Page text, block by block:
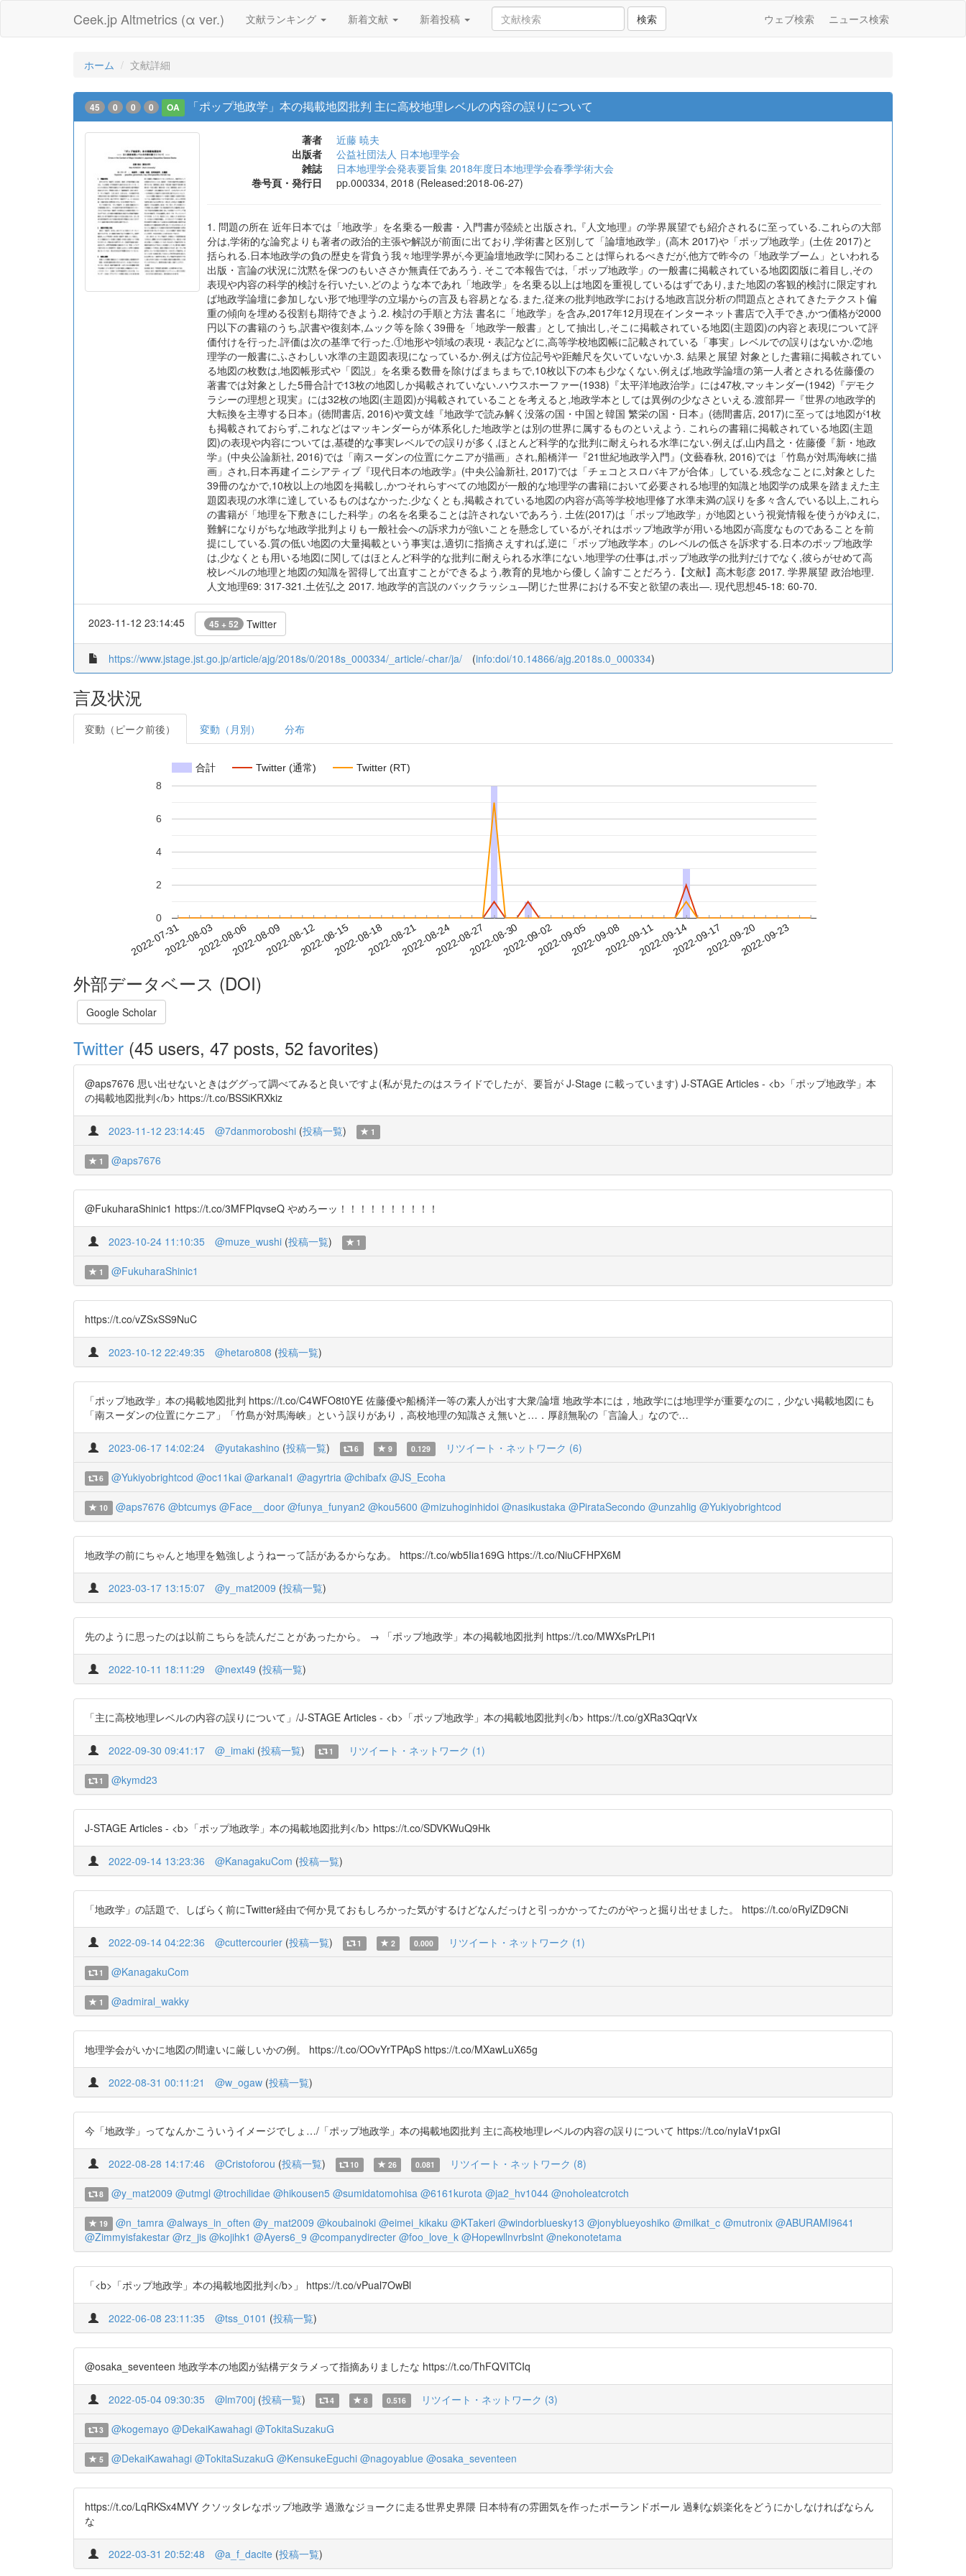
Ceek.jp Altmetrics (α ver.) 文献ランキング 新着文献 新着投稿 検索 ウェブ検索 ニュース検索
ホーム 文献詳細
45 0 0 0 OA 「ポップ地政学」本の掲載地図批判 主に高校地理レベルの内容の誤りについて
著者
近藤 暁夫
出版者
公益社団法人 日本地理学会
雑誌
日本地理学会発表要旨集 2018年度日本地理学会春季学術大会
巻号頁・発行日
pp.000334, 2018 (Released:2018-06-27)
1. 問題の所在 近年日本では「地政学」を名乗る一般書・入門書が陸続と出版され,『人文地理』の学界展望でも紹介されるに至っている.これらの大部
分は,学術的な論究よりも著者の政治的主張や解説が前面に出ており,学術書と区別して「論壇地政学」(高木 2017)や「ポップ地政学」(土佐 2017)と
括られる.日本地政学の負の歴史を背負う我々地理学界が,今更論壇地政学に関わることは憚られるべきだが,他方で昨今の「地政学ブーム」といわれる
出版・言論の状況に沈黙を保つのもいささか無責任であろう. そこで本報告では,「ポップ地政学」の一般書に掲載されている地図図版に着目し,その
表現や内容の科学的検討を行いたい.どのような本であれ「地政学」を名乗る以上は地図を重視しているはずであり,また地図の客観的検討に限定すれ
ば地政学論壇に参加しない形で地理学の立場からの言及も容易となる.また,従来の批判地政学における地政言説分析の問題点とされてきたテクスト偏
重の傾向を埋める役割も期待できよう.2. 検討の手順と方法 書名に「地政学」を含み,2017年12月現在インターネット書店で入手でき,かつ価格が2000
円以下の書籍のうち,訳書や復刻本,ムック等を除く39冊を「地政学一般書」として抽出し,そこに掲載されている地図(主題図)の内容と表現について評
価付けを行った.評価は次の基準で行った.①地形や領域の表現・表記などに,高等学校地図帳に記載されている「事実」レベルでの誤りはないか.②地
理学の一般書にふさわしい水準の主題図表現になっているか.例えば方位記号や距離尺を欠いていないか.3. 結果と展望 対象とした書籍に掲載されてい
る地図の枚数は,地図帳形式や「図説」を名乗る数冊を除けばまちまちで,10枚以下の本も少なくない.例えば,地政学論壇の第一人者とされる佐藤優の
著書では対象とした5冊合計で13枚の地図しか掲載されていない.ハウスホーファー(1938)『太平洋地政治学』には47枚,マッキンダー(1942)『デモク
ラシーの理想と現実』には32枚の地図(主題図)が掲載されていることを考えると,地政学本としては異例の少なさといえる.渡部昇一『世界の地政学的
大転換を主導する日本』(徳間書店, 2016)や黄文雄『地政学で読み解く没落の国・中国と韓国 繁栄の国・日本』(徳間書店, 2017)に至っては地図が1枚
も掲載されておらず,これなどはマッキンダーらが体系化した地政学とは別の世界に属するものといえよう. これらの書籍に掲載されている地図(主題
図)の表現や内容については,基礎的な事実レベルでの誤りが多く,ほとんど科学的な批判に耐えられる水準にない.例えば,山内昌之・佐藤優『新・地政
学』(中央公論新社, 2016)では「南スーダンの位置にケニアが描画」され,船橋洋一『21世紀地政学入門』(文藝春秋, 2016)では「竹島が対馬海峡に描
画」され,日本再建イニシアティブ『現代日本の地政学』(中央公論新社, 2017)では「チェコとスロバキアが合体」している.残念なことに,対象とした
39冊のなかで,10枚以上の地図を掲載し,かつそれらすべての地図が一般的な地理学の書籍において必要される地理的知識と地図学の成果を踏まえた主
題図表現の水準に達しているものはなかった.少なくとも,掲載されている地図の内容が高等学校地理修了水準未満の誤りを多々含んでいる以上,これら
の書籍が「地理を下敷きにした科学」の名を名乗ることは許されないであろう. 土佐(2017)は「ポップ地政学」が地図という視覚情報を使うがゆえに,
難解になりがちな地政学批判よりも一般社会への訴求力が強いことを懸念しているが,それはポップ地政学が用いる地図が高度なものであることを前
提にしている.質の低い地図の大量掲載という事実は,適切に指摘さえすれば,逆に「ポップ地政学本」のレベルの低さを訴求する.日本のポップ地政学
は,少なくとも用いる地図に関してはほとんど科学的な批判に耐えられる水準にない.地理学の仕事は,ポップ地政学の批判だけでなく,彼らがせめて高
校レベルの地理と地図の知識を習得して出直すことができるよう,教育的見地から優しく諭すことだろう.【文献】高木彰彦 2017. 学界展望 政治地理.
人文地理69: 317-321.土佐弘之 2017. 地政学的言説のバックラッシュ―閉じた世界における不安と欲望の表出―. 現代思想45-18: 60-70.
2023-11-12 23:14:45 45 + 52 Twitter
https://www.jstage.jst.go.jp/article/ajg/2018s/0/2018s_000334/_article/-char/ja/ (info:doi/10.14866/ajg.2018s.0_000334)
言及状況
変動（ピーク前後） 変動（月別） 分布
合計 Twitter (通常) Twitter (RT)
2022-07-312022-08-032022-08-062022-08-092022-08-122022-08-152022-08-182022-08-212022-08-242022-08-272022-08-302022-09-022022-09-052022-09-082022-09-112022-09-142022-09-172022-09-202022-09-23
0
2
4
6
8
外部データベース (DOI)
Google Scholar
Twitter (45 users, 47 posts, 52 favorites)
@aps7676 思い出せないときはググって調べてみると良いですよ(私が見たのはスライドでしたが、要旨が J-Stage に載っています) J-STAGE Articles - <b>「ポップ地政学」本
の掲載地図批判</b> https://t.co/BSSiKRXkiz
2023-11-12 23:14:45 @7danmoroboshi (投稿一覧) 1
1 @aps7676
@FukuharaShinic1 https://t.co/3MFPIqvseQ やめろーッ！！！！！！！！！！
2023-10-24 11:10:35 @muze_wushi (投稿一覧) 1
1 @FukuharaShinic1
https://t.co/vZSxSS9NuC
2023-10-12 22:49:35 @hetaro808 (投稿一覧)
「ポップ地政学」本の掲載地図批判 https://t.co/C4WFO8t0YE 佐藤優や船橋洋一等の素人が出す大衆/論壇 地政学本には，地政学には地理学が重要なのに，少ない掲載地図にも
「南スーダンの位置にケニア」「竹島が対馬海峡」という誤りがあり，高校地理の知識さえ無いと…．厚顔無恥の「言論人」なので…
2023-06-17 14:02:24 @yutakashino (投稿一覧) 6 9 0.129 リツイート・ネットワーク (6)
6 @Yukiyobrightcod @oc11kai @arkanal1 @agyrtria @chibafx @JS_Ecoha
10 @aps7676 @btcumys @Face__door @funya_funyan2 @kou5600 @mizuhoginhidoi @nasikustaka @PirataSecondo @unzahlig @Yukiyobrightcod
地政学の前にちゃんと地理を勉強しようねーって話があるからなあ。 https://t.co/wb5Iia169G https://t.co/NiuCFHPX6M
2023-03-17 13:15:07 @y_mat2009 (投稿一覧)
先のように思ったのは以前こちらを読んだことがあったから。 → 「ポップ地政学」本の掲載地図批判 https://t.co/MWXsPrLPi1
2022-10-11 18:11:29 @next49 (投稿一覧)
「主に高校地理レベルの内容の誤りについて」/J-STAGE Articles - <b>「ポップ地政学」本の掲載地図批判</b> https://t.co/gXRa3QqrVx
2022-09-30 09:41:17 @_imaki (投稿一覧) 1 リツイート・ネットワーク (1)
1 @kymd23
J-STAGE Articles - <b>「ポップ地政学」本の掲載地図批判</b> https://t.co/SDVKWuQ9Hk
2022-09-14 13:23:36 @KanagakuCom (投稿一覧)
「地政学」の話題で、しばらく前にTwitter経由で何か見ておもしろかった気がするけどなんだっけと引っかかってたのがやっと掘り出せました。 https://t.co/oRylZD9CNi
2022-09-14 04:22:36 @cuttercourier (投稿一覧) 1 2 0.000 リツイート・ネットワーク (1)
1 @KanagakuCom
1 @admiral_wakky
地理学会がいかに地図の間違いに厳しいかの例。 https://t.co/OOvYrTPApS https://t.co/MXawLuX65g
2022-08-31 00:11:21 @w_ogaw (投稿一覧)
今「地政学」ってなんかこういうイメージでしょ…/「ポップ地政学」本の掲載地図批判 主に高校地理レベルの内容の誤りについて https://t.co/nyIaV1pxGI
2022-08-28 14:17:46 @Cristoforou (投稿一覧) 10 26 0.081 リツイート・ネットワーク (8)
8 @y_mat2009 @utmgl @trochilidae @hikousen5 @sumidatomohisa @6161kurota @ja2_hv1044 @noholeatcrotch
19 @n_tamra @always_in_often @y_mat2009 @koubainoki @eimei_kikaku @KTakeri @windorbluesky13 @jonyblueyoshiko @milkat_c @mutronix @ABURAMI9641
@Zimmyisfakestar @rz_jis @kojihk1 @Ayers6_9 @companydirecter @foo_love_k @Hopewllnvrbslnt @nekonotetama
「<b>「ポップ地政学」本の掲載地図批判</b>」 https://t.co/vPual7OwBl
2022-06-08 23:11:35 @tss_0101 (投稿一覧)
@osaka_seventeen 地政学本の地図が結構デタラメって指摘ありましたな https://t.co/ThFQVITCIq
2022-05-04 09:30:35 @lm700j (投稿一覧) 4 8 0.516 リツイート・ネットワーク (3)
3 @kogemayo @DekaiKawahagi @TokitaSuzakuG
5 @DekaiKawahagi @TokitaSuzakuG @KensukeEguchi @nagoyablue @osaka_seventeen
https://t.co/LqRKSx4MVY クソッタレなポップ地政学 過激なジョークに走る世界史界隈 日本特有の雰囲気を作ったポーランドボール 過剰な娯楽化をどうにかしなければならん
な
2022-03-31 20:52:48 @a_f_dacite (投稿一覧)